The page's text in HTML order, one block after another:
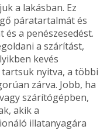
a lakásban. Ez
páratartalmát és
a penészesedést.
a szárítást,
kevés
nyitva, a többi
zárva. Jobb, ha
szárítógépben,
akik a
illatanyagára